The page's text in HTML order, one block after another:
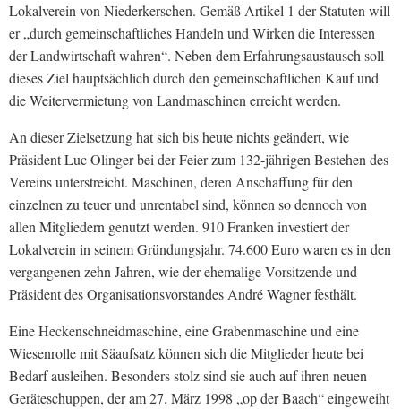
Lokalverein von Niederkerschen. Gemäß Artikel 1 der Statuten will
er „durch gemeinschaftliches Handeln und Wirken die Interessen
der Landwirtschaft wahren“. Neben dem Erfahrungsaustausch soll
dieses Ziel hauptsächlich durch den gemeinschaftlichen Kauf und
die Weitervermietung von Landmaschinen erreicht werden.
An dieser Zielsetzung hat sich bis heute nichts geändert, wie
Präsident Luc Olinger bei der Feier zum 132-jährigen Bestehen des
Vereins unterstreicht. Maschinen, deren Anschaffung für den
einzelnen zu teuer und unrentabel sind, können so dennoch von
allen Mitgliedern genutzt werden. 910 Franken investiert der
Lokalverein in seinem Gründungsjahr. 74.600 Euro waren es in den
vergangenen zehn Jahren, wie der ehemalige Vorsitzende und
Präsident des Organisationsvorstandes André Wagner festhält.
Eine Heckenschneidmaschine, eine Grabenmaschine und eine
Wiesenrolle mit Säaufsatz können sich die Mitglieder heute bei
Bedarf ausleihen. Besonders stolz sind sie auch auf ihren neuen
Geräteschuppen, der am 27. März 1998 „op der Baach“ eingeweiht